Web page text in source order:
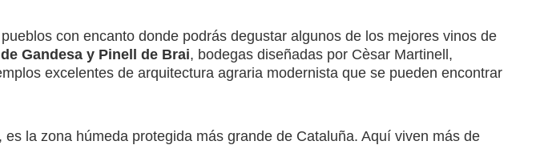
con encanto donde podrás degustar algunos de los mejores vinos de
Gandesa y Pinell de Brai, bodegas diseñadas por Cèsar Martinell,
excelentes de arquitectura agraria modernista que se pueden encontrar
la zona húmeda protegida más grande de Cataluña. Aquí viven más de